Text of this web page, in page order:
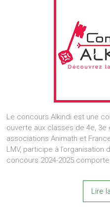
Le concours Alkindi est une
ouverte aux classes de 4e,
associations Animath et
LMV, participe à l’organisation
concours 2024-2025 comporte
Lire